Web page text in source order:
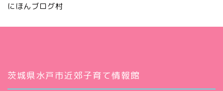
にほんブログ村
茨城県水戸市近郊子育て情報館